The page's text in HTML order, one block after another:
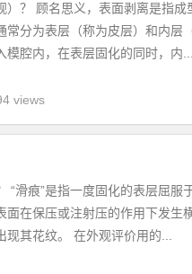
）？ 顾名思义，表面剥离是指成
常分为表层（称为皮层）和内层
腔内，在表层固化的同时，内...
views
“滑痕”是指一度固化的表层屈服
面在保压或注射压的作用下发生
其花纹。 在外观评价用的...